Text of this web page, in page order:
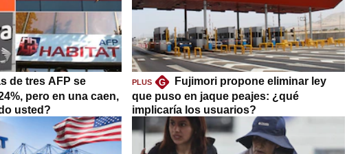
de tres AFP se
pero en una caen,
usted?
PLUS G
Fujimori propone eliminar ley
que puso en jaque peajes: ¿qué
implicaría los usuarios?